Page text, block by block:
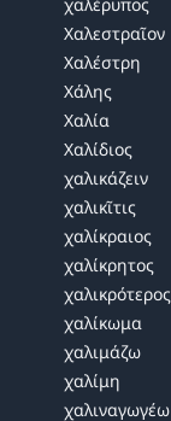
Χαλεστραῖον
Χαλέστρη
Χάλης
Χαλία
Χαλίδιος
χαλικάζειν
χαλικῖτις
χαλίκραιος
χαλίκρητος
χαλικρότερος
χαλίκωμα
χαλιμάζω
χαλίμη
χαλιναγωγέω